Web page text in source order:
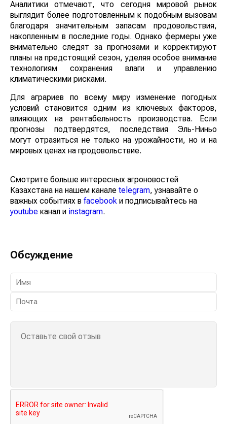
Аналитики отмечают, что сегодня мировой рынок
выглядит более подготовленным к подобным вызовам
благодаря значительным запасам продовольствия,
накопленным в последние годы. Однако фермеры уже
внимательно следят за прогнозами и корректируют
планы на предстоящий сезон, уделяя особое внимание
технологиям сохранения влаги и управлению
климатическими рисками.
Для аграриев по всему миру изменение погодных
условий становится одним из ключевых факторов,
влияющих на рентабельность производства. Если
прогнозы подтвердятся, последствия Эль-Ниньо
могут отразиться не только на урожайности, но и на
мировых ценах на продовольствие.
Смотрите больше интересных агроновостей
Казахстана на нашем канале telegram, узнавайте о
важных событиях в facebook и подписывайтесь на
youtube канал и instagram.
Обсуждение